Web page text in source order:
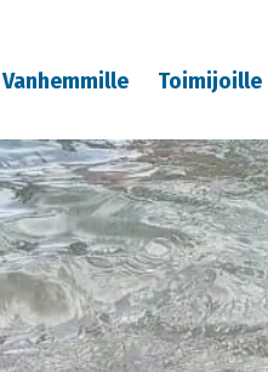
Vanhemmille Toimijoille